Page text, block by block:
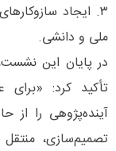
۳. ایجاد
ملی و دانشی.
در پایان این
تأکید کرد: «برای
آینده‌پژوهی را
تصمیم‌سازی،